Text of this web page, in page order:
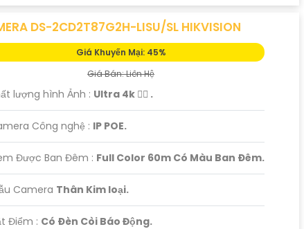
DS-2CD2T87G2H-LISU/SL HIKVISION
Giá Khuyến Mại: 45%
Giá Bán: Liên Hệ
lượng hình Ảnh : Ultra 4k 👍🏾 .
Công nghệ : IP POE.
Được Ban Đêm : Full Color 60m Có Màu Ban Ðêm.
Camera Thân Kim loại.
Điểm : Có Ðèn Còi Báo Động.